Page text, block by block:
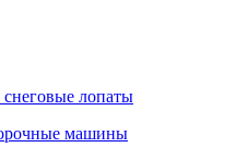
лопаты
машины